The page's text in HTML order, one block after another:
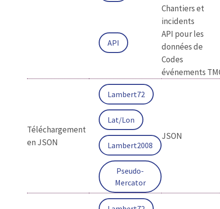
Chantiers et
incidents
API
API pour les
données de
Codes
événements
Téléchargement
en JSON
Lambert72
Lat/Lon
Lambert2008
Pseudo-
Mercator
JSON